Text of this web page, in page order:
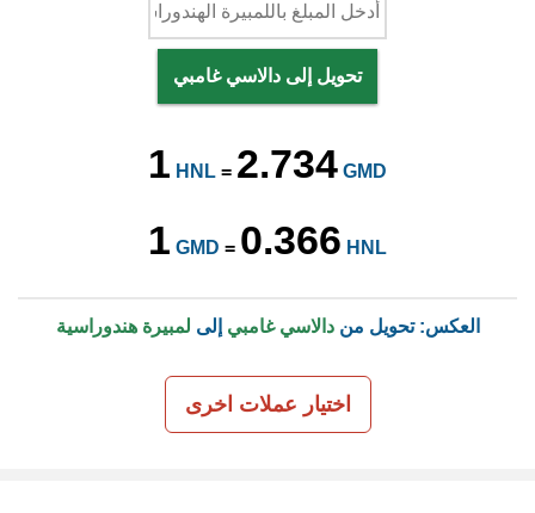
تحويل إلى دالاسي غامبي
1 HNL = 2.734 GMD
1 GMD = 0.366 HNL
العكس: تحويل مندالاسي غامبي إلى لمبيرة هندوراسية
اختيار عملات اخرى